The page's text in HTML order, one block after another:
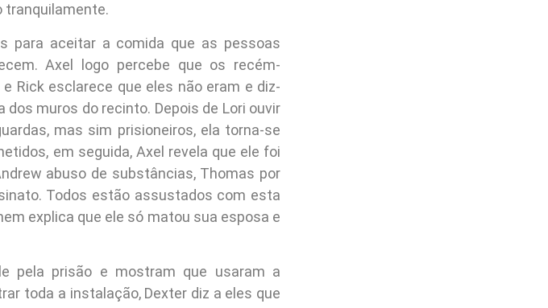
tranquilamente.
para aceitar a comida que as pessoas
Axel logo percebe que os recém-
Rick esclarece que eles não eram e diz-
muros do recinto. Depois de Lori ouvir
mas sim prisioneiros, ela torna-se
em seguida, Axel revela que ele foi
abuso de substâncias, Thomas por
Todos estão assustados com esta
explica que ele só matou sua esposa e
pela prisão e mostram que usaram a
toda a instalação, Dexter diz a eles que